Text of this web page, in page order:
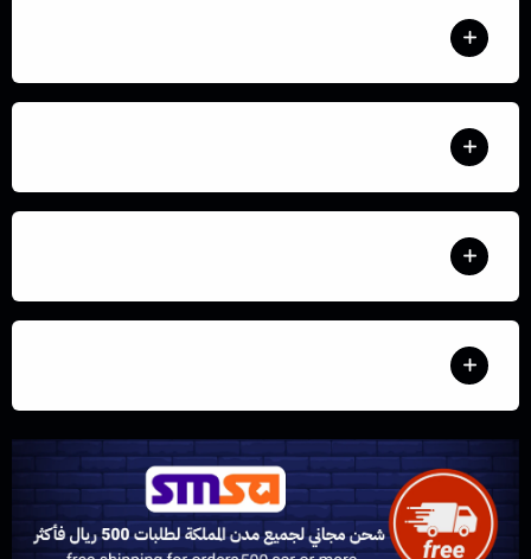
كيف أعرف حالة طلبي بعد الشراء؟
هل يمكنني التعديل علي طلبي بعد اتمام عملية الدفع
هل جميع المنتجات أصلية وكيف أتأكد أن المنتج أصلي؟
كم قيمة التوصيل داخل المدينة؟ وهل يوجد دفع عند الاستلام؟